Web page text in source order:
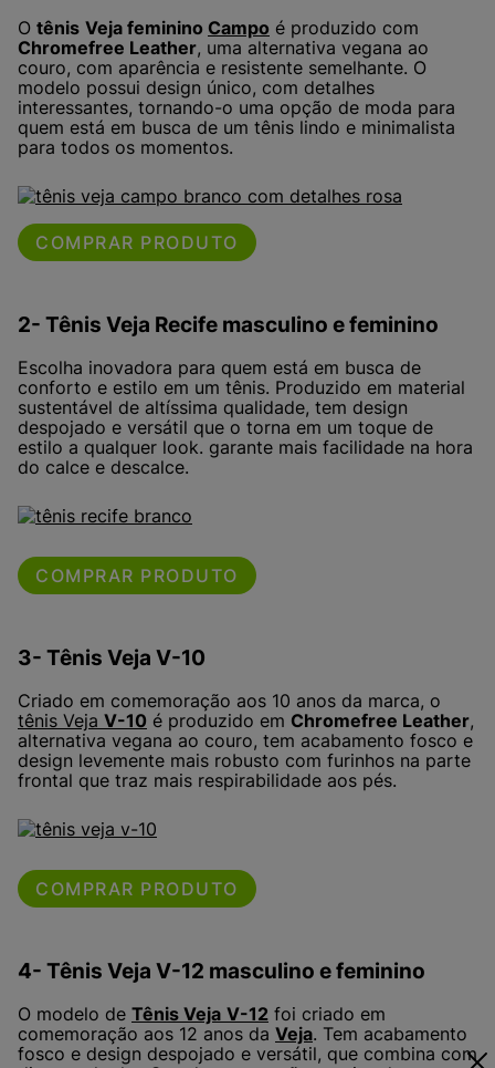
O tênis Veja feminino Campo é produzido com
Chromefree Leather, uma alternativa vegana ao
couro, com aparência e resistente semelhante. O
modelo possui design único, com detalhes
interessantes, tornando-o uma opção de moda para
quem está em busca de um tênis lindo e minimalista
para todos os momentos.
COMPRAR PRODUTO
2- Tênis Veja Recife masculino e feminino
Escolha inovadora para quem está em busca de
conforto e estilo em um tênis. Produzido em material
sustentável de altíssima qualidade, tem design
despojado e versátil que o torna em um toque de
estilo a qualquer look. garante mais facilidade na hora
do calce e descalce.
COMPRAR PRODUTO
3- Tênis Veja V-10
Criado em comemoração aos 10 anos da marca, o
tênis Veja V-10 é produzido em Chromefree Leather,
alternativa vegana ao couro, tem acabamento fosco e
design levemente mais robusto com furinhos na parte
frontal que traz mais respirabilidade aos pés.
COMPRAR PRODUTO
4- Tênis Veja V-12 masculino e feminino
O modelo de Tênis Veja V-12 foi criado em
comemoração aos 12 anos da Veja. Tem acabamento
fosco e design despojado e versátil, que combina com